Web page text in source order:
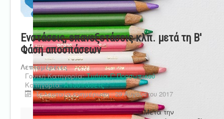
Ενστάσεις, επανεξετάσεις κλπ. μετά τη Β'
Φάση αποσπάσεων
Λεπτομέρειες
Γονική Κατηγορία:Τμήμα Γ' Προσωπικού
Κατηγορία:Αποσπάσεις
Τελευταία ενημέρωση : 29 Αυγούστου 2017
Μετά την